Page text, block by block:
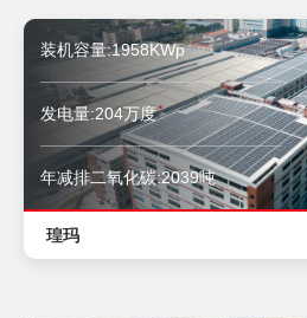
装机容量:1958KWp
发电量:204万度
年减排二氧化碳:2039吨
瑝玛